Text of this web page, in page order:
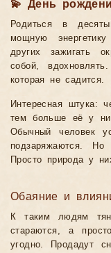
💫 День
Родиться в
мощную
других зажигать
собой,
которая не садится.
Интересная штука:
тем больше её у
Обычный человек
подзаряжаются.
Просто природа у
Обаяние и
К таким людям
стараются, а
угодно. Продадут